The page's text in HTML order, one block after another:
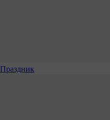
Праздник